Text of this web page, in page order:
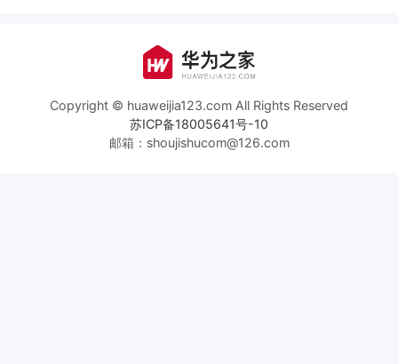
Copyright © huaweijia123.com All Rights Reserved
苏ICP备18005641号-10
邮箱：shoujishucom@126.com